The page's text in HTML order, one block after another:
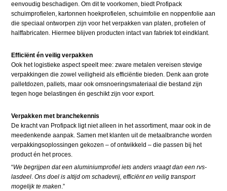
eenvoudig beschadigen. Om dit te voorkomen, biedt Profipack
schuimprofielen, kartonnen hoekprofielen, schuimfolie en noppenfolie aan
die speciaal ontworpen zijn voor het verpakken van platen, profielen of
halffabricaten. Hiermee blijven producten intact van fabriek tot eindklant.
Efficiënt én veilig verpakken
Ook het logistieke aspect speelt mee: zware metalen vereisen stevige
verpakkingen die zowel veiligheid als efficiëntie bieden. Denk aan grote
palletdozen, pallets, maar ook omsnoeringsmateriaal die bestand zijn
tegen hoge belastingen én geschikt zijn voor export.
Verpakken met branchekennis
De kracht van Profipack ligt niet alleen in het assortiment, maar ook in de
meedenkende aanpak. Samen met klanten uit de metaalbranche worden
verpakkingsoplossingen gekozen – of ontwikkeld – die passen bij het
product én het proces.
“We begrijpen dat een aluminiumprofiel iets anders vraagt dan een rvs-
lasdeel.Ons doel is altijd om schadevrij, efficiënt en veilig transport
mogelijk te maken.”